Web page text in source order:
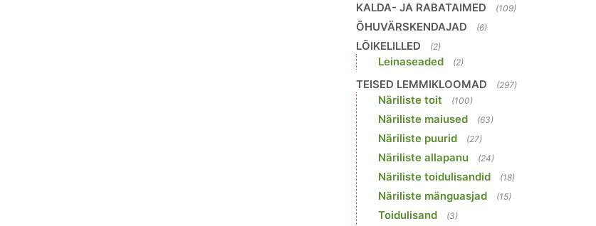
KALDA- JA RABATAIMED (109)
ÕHUVÄRSKENDAJAD (6)
LÕIKELILLED (2)
Leinaseaded (2)
TEISED LEMMIKLOOMAD (297)
Näriliste toit (100)
Näriliste maiused (63)
Näriliste puurid (27)
Näriliste allapanu (24)
Näriliste toidulisandid (18)
Näriliste mänguasjad (15)
Toidulisand (3)